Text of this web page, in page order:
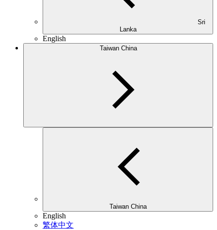
Lanka
English
Taiwan China
Taiwan China
English
繁体中文